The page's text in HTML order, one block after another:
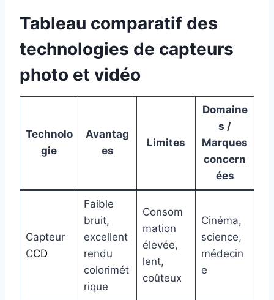
Tableau comparatif des
technologies de capteurs
photo et vidéo
Technolo
gie
Avantag
es
Limites
Domaine
s /
Marques
concern
ées
Capteur
CCD
Faible
bruit,
excellent
rendu
colorimét
rique
Consom
mation
élevée,
lent,
coûteux
Cinéma,
science,
médecin
e